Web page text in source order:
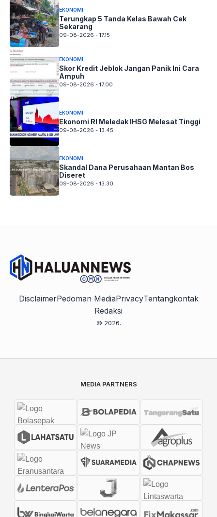
EKONOMI
Terungkap 5 Tanda Kelas Bawah Cek
Sekarang
09-08-2026 - 17.15
EKONOMI
Skor Kredit Jeblok Jangan Panik Ini Cara
Ampuh
09-08-2026 - 17.00
EKONOMI
Ekonomi RI Meledak IHSG Melesat Tinggi
09-08-2026 - 13.45
EKONOMI
Skandal Dana Perusahaan Mantan Bos
Diseret
09-08-2026 - 13.30
DisclaimerPedoman MediaPrivacyTentangkontak
Redaksi
© 2026.
MEDIA PARTNERS